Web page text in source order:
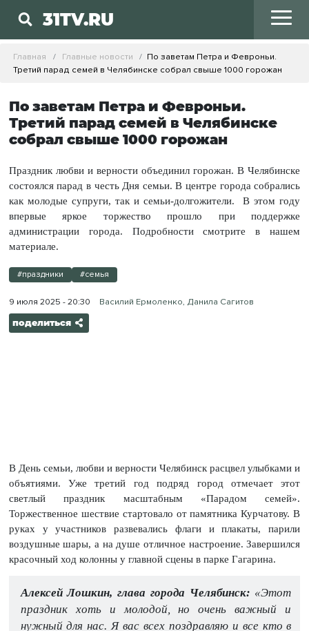
31TV.RU
Главная Главные новости
По заветам Петра и Февроньи.
Третий парад семей в Челябинске собрал свыше 1000 горожан
По заветам Петра и Февроньи.
Третий парад семей в Челябинске
собрал свыше 1000 горожан
Праздник любви и верности объединил горожан. В Челябинске
состоялся парад в честь Дня семьи. В центре города собрались
как молодые супруги, так и семьи-долгожители. В этом году
впервые яркое торжество прошло при поддержке
администрации города. Подробности смотрите в нашем
материале.
#праздники #семья
9 июля 2025 - 20:30 Василий Ермоленко, Данила Сагитов
поделиться
В День семьи, любви и верности Челябинск расцвел улыбками и
объятиями. Уже третий год подряд город отмечает этот
светлый праздник масштабным «Парадом семей».
Торжественное шествие стартовало от памятника Курчатову. В
руках у участников развевались флаги и плакаты, парили
воздушные шары, а на душе отличное настроение. Завершился
красочный ход колонны у главной сцены в парке Гагарина.
Алексей Лошкин, глава города Челябинск: «Этот
праздник хоть и молодой, но очень важный и
нужный для нас. Я вас всех поздравляю и все кто в